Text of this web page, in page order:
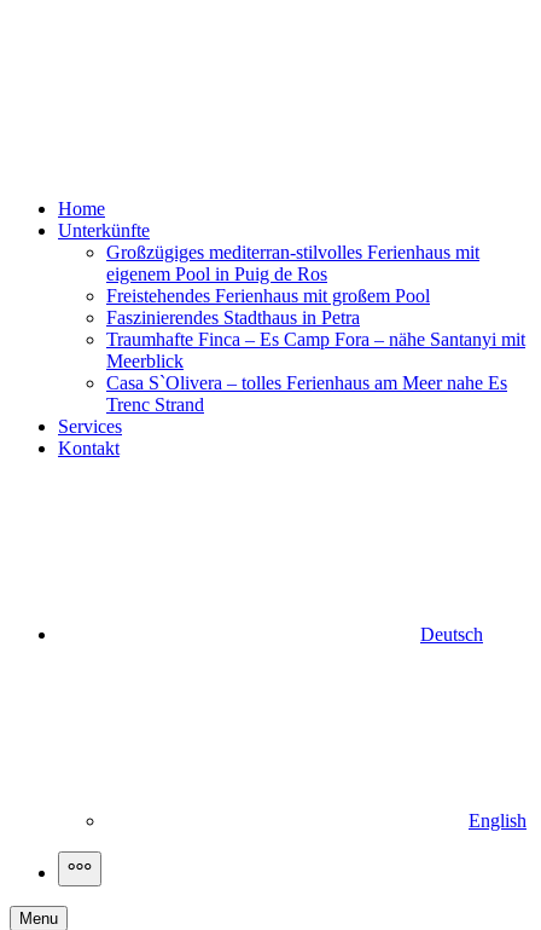
Mallorcalife
Villa, Finca und Meer
Home
Unterkünfte
Großzügiges mediterran-stilvolles Ferienhaus mit
eigenem Pool in Puig de Ros
Freistehendes Ferienhaus mit großem Pool
Faszinierendes Stadthaus in Petra
Traumhafte Finca – Es Camp Fora – nähe Santanyi mit
Meerblick
Casa S`Olivera – tolles Ferienhaus am Meer nahe Es
Trenc Strand
Services
Kontakt
Deutsch
English
More
Menu